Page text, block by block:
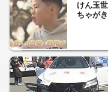
けん玉
ちゃが